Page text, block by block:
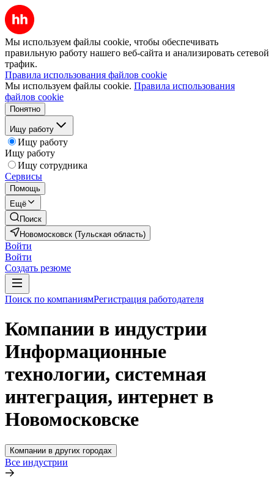
Мы используем файлы cookie, чтобы обеспечивать
правильную работу нашего веб-сайта и анализировать сетевой
трафик.
Правила использования файлов cookie
Мы используем файлы cookie. Правила использования
файлов cookie
Понятно
Ищу работу
Ищу работу
Ищу работу
Ищу сотрудника
Сервисы
Помощь
Ещё
Поиск
Новомосковск (Тульская область)
Войти
Войти
Создать резюме
Поиск по компаниямРегистрация работодателя
Компании в индустрии
Информационные
технологии, системная
интеграция, интернет в
Новомосковске
Компании в других городах
Все индустрии